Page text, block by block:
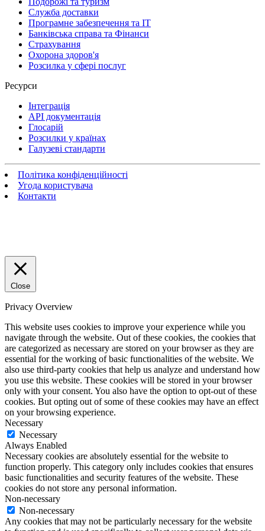
Служба доставки
Програмне забезпечення та IT
Банківська справа та Фінанси
Страхування
Охорона здоров'я
Розсилка у сфері послуг
Ресурси
Інтеграція
API документація
Глосарій
Розсилки у країнах
Галузеві стандарти
Політика конфіденційності
Угода користувача
Контакти
Close
Privacy Overview
This website uses cookies to improve your experience while you
navigate through the website. Out of these cookies, the cookies that
are categorized as necessary are stored on your browser as they are
essential for the working of basic functionalities of the website. We
also use third-party cookies that help us analyze and understand how
you use this website. These cookies will be stored in your browser
only with your consent. You also have the option to opt-out of these
cookies. But opting out of some of these cookies may have an effect
on your browsing experience.
Necessary
Necessary
Always Enabled
Necessary cookies are absolutely essential for the website to
function properly. This category only includes cookies that ensures
basic functionalities and security features of the website. These
cookies do not store any personal information.
Non-necessary
Non-necessary
Any cookies that may not be particularly necessary for the website